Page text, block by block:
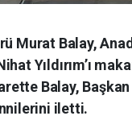
Murat Balay,
Yıldırım’ı
Balay, Başkan
iletti.